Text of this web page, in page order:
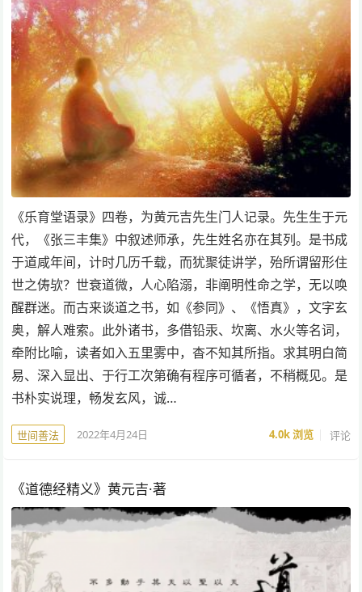
《乐育堂语录》四卷，为黄元吉先生门人记录。先生生于元
代，《张三丰集》中叙述师承，先生姓名亦在其列。是书成
于道咸年间，计时几历千载，而犹聚徒讲学，殆所谓留形住
世之俦欤？世衰道微，人心陷溺，非阐明性命之学，无以唤
醒群迷。而古来谈道之书，如《参同》、《悟真》，文字玄
奥，解人难索。此外诸书，多借铅汞、坎离、水火等名词，
牵附比喻，读者如入五里雾中，杳不知其所指。求其明白简
易、深入显出、于行工次第确有程序可循者，不稍概见。是
书朴实说理，畅发玄风，诚…
世间善法 2022年4月24日 4.0k浏览 评论
《道德经精义》黄元吉·著